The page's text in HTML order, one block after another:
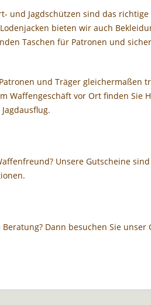
und Jagdschützen sind das
bieten wir auch
Taschen für Patronen und
und Träger gleichermaßen
Waffengeschäft vor Ort finden Sie
Unsere Gutscheine
Dann besuchen Sie